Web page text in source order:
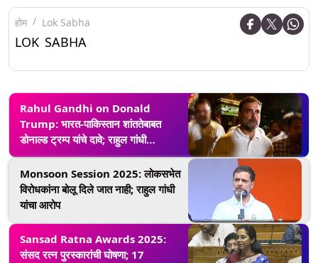
होम Lok Sabha
LOK SABHA
Rahul Gandhi on Donald
Trump: भारत-पाकिस्तान शांततेबाबत
डोनाल्ड ट्रम्प यांचे दावे; राहुल गांधी
आक्रमक, केंद्र सरकारला सवाल
Monsoon Session 2025: लोकसभेत
विरोधकांना बोलू दिले जात नाही; राहुल गांधी
यांचा आरोप
Sansad Ratna Awards 2025:
संसद रत्न पुरस्कारांची घोषणा; 17